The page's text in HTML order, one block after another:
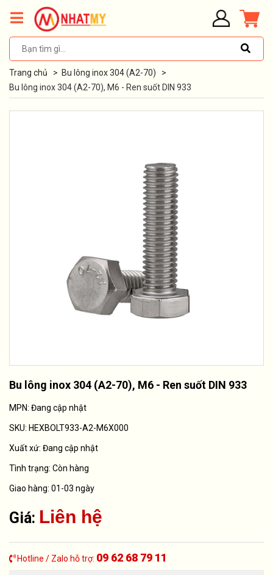
Trang chủ > Bu lông inox 304 (A2-70)
>
Bu lông inox 304 (A2-70), M6 - Ren suốt DIN 933
Bu lông inox 304 (A2-70), M6 - Ren suốt DIN 933
MPN: Đang cập nhật
SKU: HEXBOLT933-A2-M6X000
Xuất xứ: Đang cập nhật
Tình trạng: Còn hàng
Giao hàng: 01-03 ngày
Giá: Liên hệ
Hotline / Zalo hỗ trợ: 09 62 68 79 11